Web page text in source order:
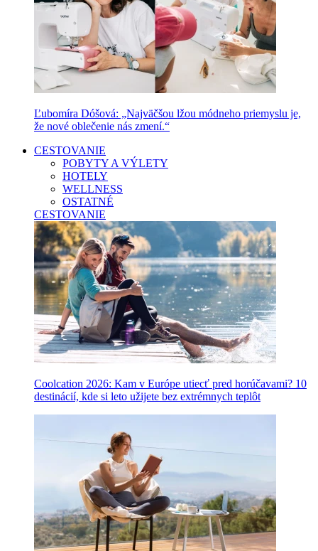
Ľubomíra Dóšová: „Najväčšou lžou módneho priemyslu je,
že nové oblečenie nás zmení.“
CESTOVANIE
POBYTY A VÝLETY
HOTELY
WELLNESS
OSTATNÉ
CESTOVANIE
Coolcation 2026: Kam v Európe utiecť pred horúčavami? 10
destinácií, kde si leto užijete bez extrémnych teplôt